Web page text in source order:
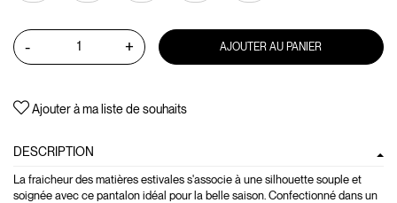
- + AJOUTER AU PANIER
Ajouter à ma liste de souhaits
DESCRIPTION
La fraicheur des matières estivales s'associe à une silhouette souple et
soignée avec ce pantalon idéal pour la belle saison. Confectionné dans un